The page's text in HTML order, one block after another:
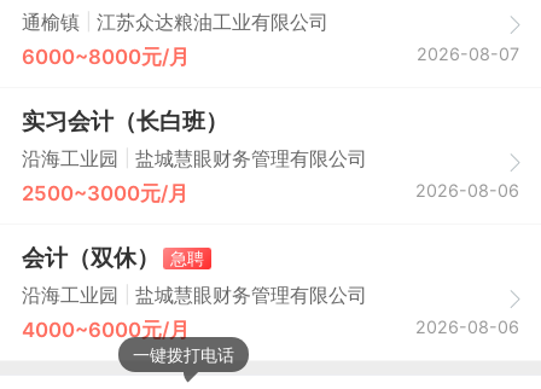
通榆镇 江苏众达粮油工业有限公司
6000~8000元/月 2026-08-07
实习会计（长白班）
沿海工业园 盐城慧眼财务管理有限公司
2500~3000元/月 2026-08-06
会计（双休）
急聘
沿海工业园
盐城慧眼财务管理有限公司
4000~6000元/月
2026-08-06
一键拨打电话